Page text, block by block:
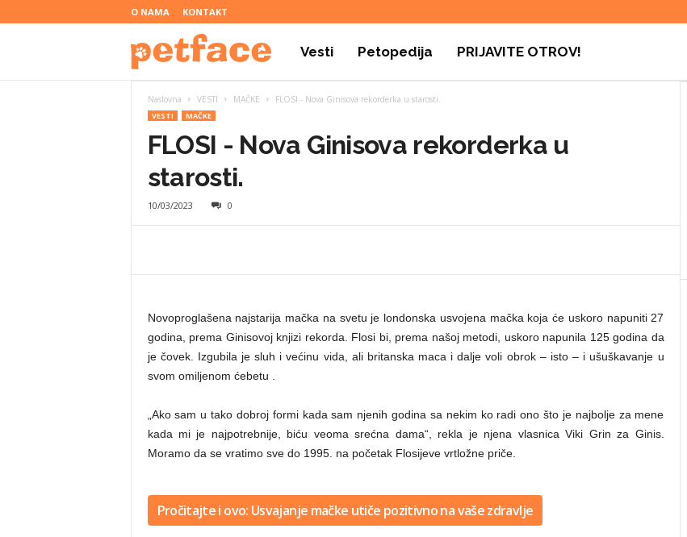
O NAMA KONTAKT
a
c
Vesti Petopedija PRIJAVITE OTROV!
Naslovna VESTI MAČKE FLOSI - Nova Ginisova rekorderka u starosti.
VESTI MAČKE
FLOSI - Nova Ginisova rekorderka u
starosti.
10/03/2023 0
Novoproglašena najstarija mačka na svetu je londonska usvojena mačka koja će uskoro napuniti 27
godina, prema Ginisovoj knjizi rekorda. Flosi bi, prema našoj metodi, uskoro napunila 125 godina da
je čovek. Izgubila je sluh i većinu vida, ali britanska maca i dalje voli obrok – isto – i ušuškavanje u
svom omiljenom ćebetu .
„Ako sam u tako dobroj formi kada sam njenih godina sa nekim ko radi ono što je najbolje za mene
kada mi je najpotrebnije, biću veoma srećna dama“, rekla je njena vlasnica Viki Grin za Ginis.
Moramo da se vratimo sve do 1995. na početak Flosijeve vrtložne priče.
Pročitajte i ovo: Usvajanje mačke utiče pozitivno na vaše zdravlje